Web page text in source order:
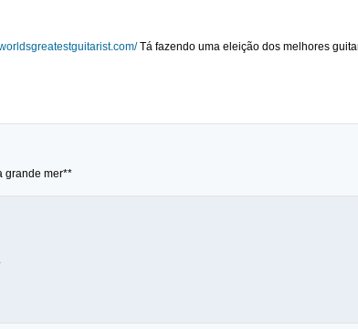
Tá fazendo uma eleição dos melhores
grande mer**